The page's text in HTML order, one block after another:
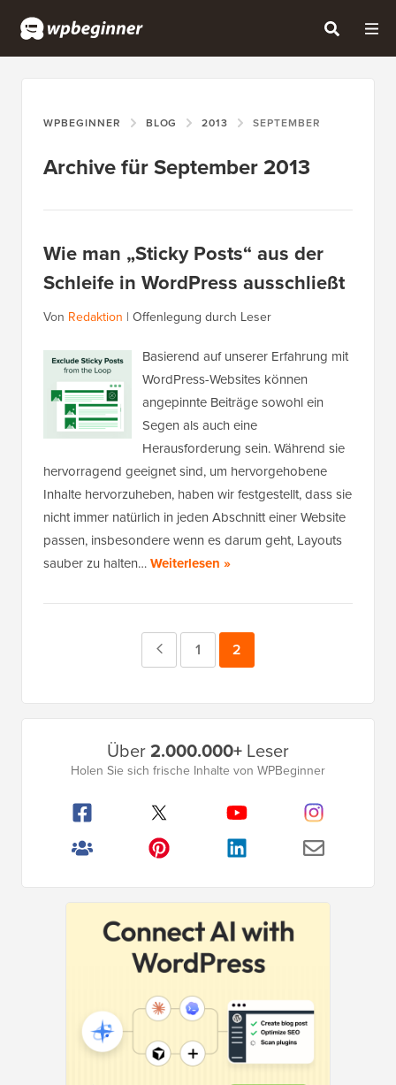
WPBEGINNER BLOG 2013 SEPTEMBER
Archive für September 2013
Wie man „Sticky Posts“ aus der
Schleife in WordPress ausschließt
Von Redaktion | Offenlegung durch Leser
Basierend auf unserer Erfahrung mit
WordPress-Websites können
angepinnte Beiträge sowohl ein
Segen als auch eine
Herausforderung sein. Während sie
hervorragend geeignet sind, um hervorgehobene
Inhalte hervorzuheben, haben wir festgestellt, dass sie
nicht immer natürlich in jeden Abschnitt einer Website
passen, insbesondere wenn es darum geht, Layouts
sauber zu halten…Weiterlesen »
Vorherige
Seite
1 Seite
2
Seitenleistenmenü
Über2.000.000+ Leser
Holen Sie sich frische Inhalte von WPBeginner